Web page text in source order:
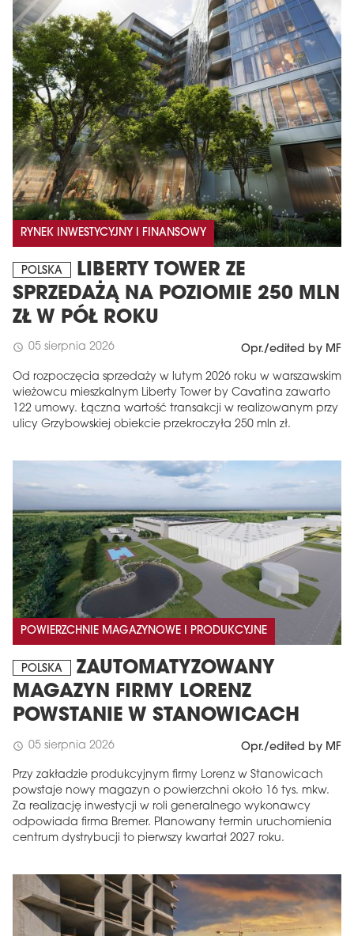
RYNEK INWESTYCYJNY I FINANSOWY
POLSKA
LIBERTY TOWER ZE
SPRZEDAŻĄ NA POZIOMIE 250 MLN
ZŁ W PÓŁ ROKU
schedule 05 sierpnia 2026 Opr./edited by MF
Od rozpoczęcia sprzedaży w lutym 2026 roku w warszawskim
wieżowcu mieszkalnym Liberty Tower by Cavatina zawarto
122 umowy. Łączna wartość transakcji w realizowanym przy
ulicy Grzybowskiej obiekcie przekroczyła 250 mln zł.
POWIERZCHNIE MAGAZYNOWE I PRODUKCYJNE
POLSKA
ZAUTOMATYZOWANY
MAGAZYN FIRMY LORENZ
POWSTANIE W STANOWICACH
schedule 05 sierpnia 2026 Opr./edited by MF
Przy zakładzie produkcyjnym firmy Lorenz w Stanowicach
powstaje nowy magazyn o powierzchni około 16 tys. mkw.
Za realizację inwestycji w roli generalnego wykonawcy
odpowiada firma Bremer. Planowany termin uruchomienia
centrum dystrybucji to pierwszy kwartał 2027 roku.